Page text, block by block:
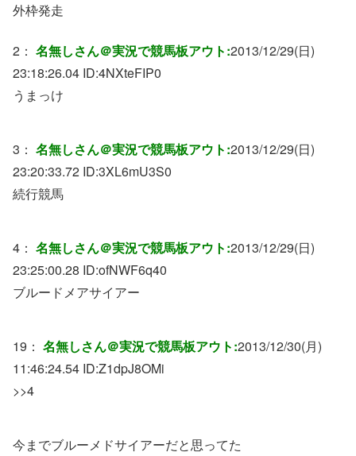
外枠発走
2： 名無しさん＠実況で競馬板アウト:2013/12/29(日)
23:18:26.04 ID:4NXteFIP0
うまっけ
3： 名無しさん＠実況で競馬板アウト:2013/12/29(日)
23:20:33.72 ID:3XL6mU3S0
続行競馬
4： 名無しさん＠実況で競馬板アウト:2013/12/29(日)
23:25:00.28 ID:ofNWF6q40
ブルードメアサイアー
19： 名無しさん＠実況で競馬板アウト:2013/12/30(月)
11:46:24.54 ID:Z1dpJ8OMi
>>4
今までブルーメドサイアーだと思ってた